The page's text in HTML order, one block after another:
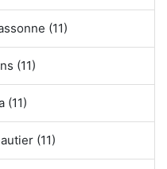
(11)
(11)
(11)
(11)